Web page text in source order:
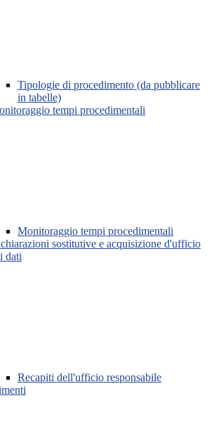
Tipologie di procedimento (da pubblicare
in tabelle)
tempi procedimentali
Monitoraggio tempi procedimentali
sostitutive e acquisizione d'ufficio
dati
Recapiti dell'ufficio responsabile